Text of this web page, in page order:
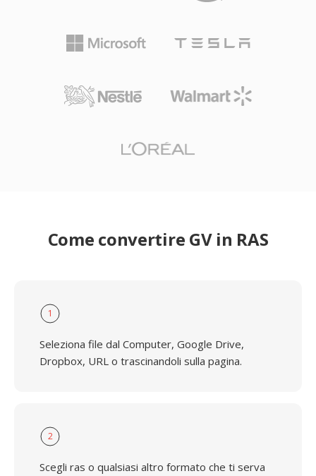
Come convertire GV in RAS
1
Seleziona file dal Computer, Google Drive,
Dropbox, URL o trascinandoli sulla pagina.
2
Scegli ras o qualsiasi altro formato che ti serva